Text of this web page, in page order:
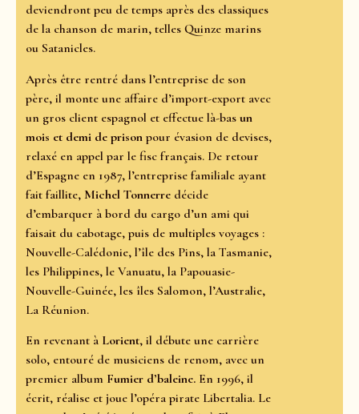
deviendront peu de temps après des classiques
de la chanson de marin, telles Quinze marins
ou Satanicles.
Après être rentré dans l’entreprise de son
père, il monte une affaire d’import-export avec
un gros client espagnol et effectue là-bas un
mois et demi de prison pour évasion de devises,
relaxé en appel par le fisc français. De retour
d’Espagne en 1987, l’entreprise familiale ayant
fait faillite, Michel Tonnerre décide
d’embarquer à bord du cargo d’un ami qui
faisait du cabotage, puis de multiples voyages :
Nouvelle-Calédonie, l’île des Pins, la Tasmanie,
les Philippines, le Vanuatu, la Papouasie-
Nouvelle-Guinée, les îles Salomon, l’Australie,
La Réunion.
En revenant à Lorient, il débute une carrière
solo, entouré de musiciens de renom, avec un
premier album Fumier d’baleine. En 1996, il
écrit, réalise et joue l’opéra pirate Libertalia. Le